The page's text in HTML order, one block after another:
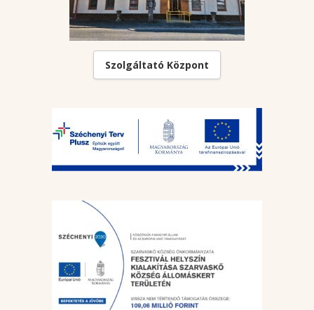
Szolgáltató Központ